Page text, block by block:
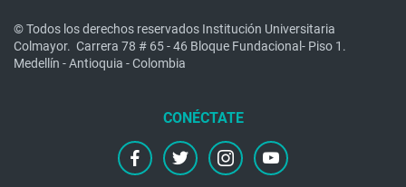
© Todos los derechos reservados Institución Universitaria
Colmayor. Carrera 78 # 65 - 46 Bloque Fundacional- Piso 1.
Medellín - Antioquia - Colombia
facebooktwitter instagramyoutube